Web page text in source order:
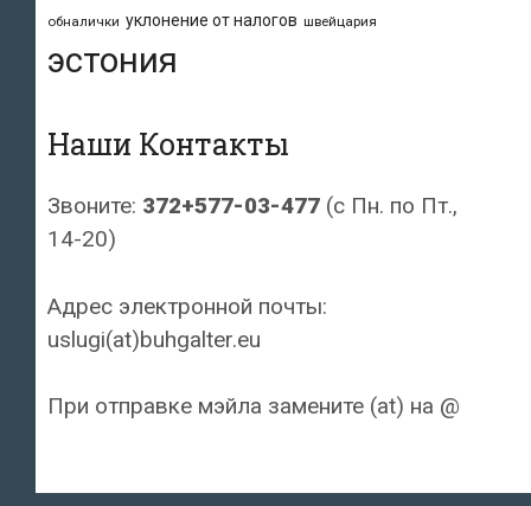
обналички уклонение от налогов швейцария
эстония
Наши Контакты
Звоните: 372+577-03-477 (с Пн. по Пт.,
14-20)
Адрес электронной почты:
uslugi(at)buhgalter.eu
При отправке мэйла замените (at) на @